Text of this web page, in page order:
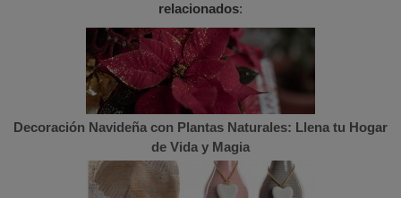
relacionados:
Decoración Navideña con Plantas Naturales: Llena tu Hogar
de Vida y Magia